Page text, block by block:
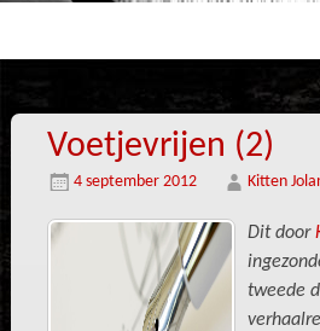
Voetjevrijen (2)
4 september 2012 Kitten
Dit door
tweede